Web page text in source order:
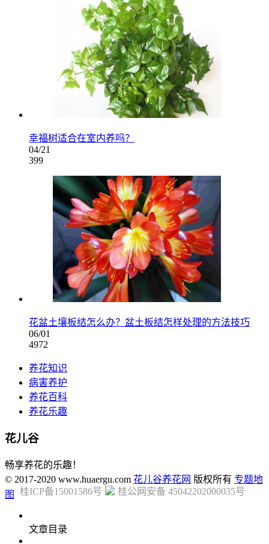
幸福树适合在室内养吗？
04/21
399
花盆土壤板结怎么办？盆土板结怎样处理的方法技巧
06/01
4972
养花知识
病害养护
养花百科
养花乐趣
花儿谷
畅享养花的乐趣！
© 2017-2020 www.huaergu.com 花儿谷养花网 版权所有 专题地
图
桂ICP备15001586号 桂公网安备 45042202000035号
文章目录